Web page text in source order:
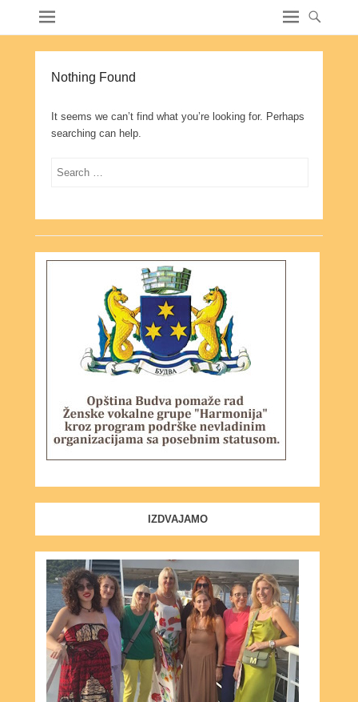
Nothing Found
It seems we can’t find what you’re looking for. Perhaps
searching can help.
Search
IZDVAJAMO